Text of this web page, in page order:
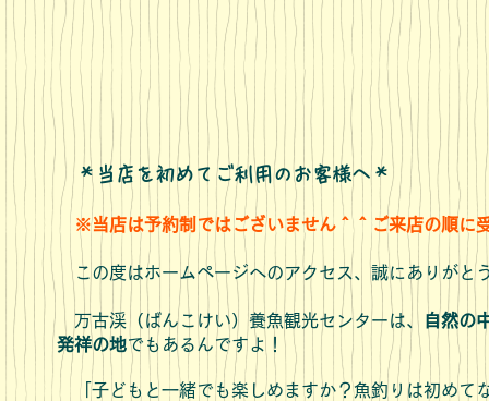
＊当店を初めてご利用のお客様へ＊
※当店は予約制ではございません＾＾ご来店の順に
この度はホームページへのアクセス、誠にありがと
万古渓（ばんこけい）養魚観光センターは、 自然の
発祥の地でもあるんですよ！
「子どもと一緒でも楽しめますか？魚釣りは初めて